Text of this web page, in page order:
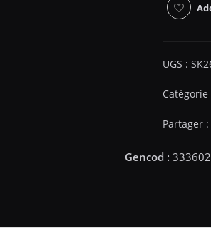
UGS :
Catégorie
Partager :